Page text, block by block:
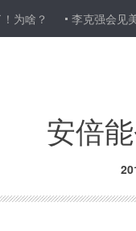
李克强会见美国商务
安倍